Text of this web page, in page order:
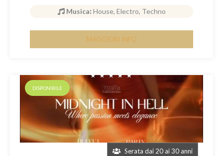
Musica: House, Electro, Techno
MAGGIORI INFO
Serata dai 20 ai 30 anni
DISPONIBILE